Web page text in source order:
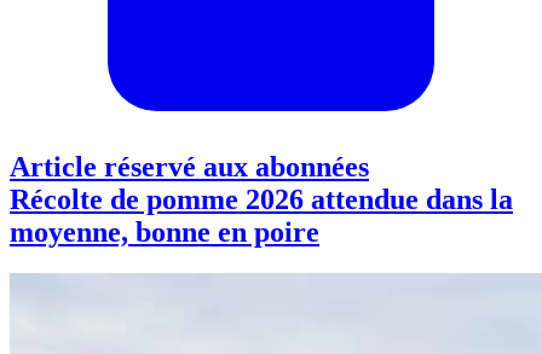
Article réservé aux abonnées
Récolte de pomme 2026 attendue dans la
moyenne, bonne en poire